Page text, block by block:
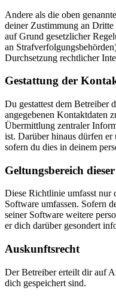
Andere als die oben
deiner Zustimmung an
auf Grund gesetzlicher
an
Durchsetzung rechtlicher
Gestattung der
Du gestattest dem Betreiber
angegebenen Kontaktdaten
Übermittlung zentraler
ist. Darüber hinaus dürfen
sofern du dies in deinem
Geltungsbereich
Diese Richtlinie umfasst nur
Software umfassen. Sofern
seiner Software weitere
er dich darüber gesondert
Auskunftsrecht
Der Betreiber erteilt dir auf
dich gespeichert sind.